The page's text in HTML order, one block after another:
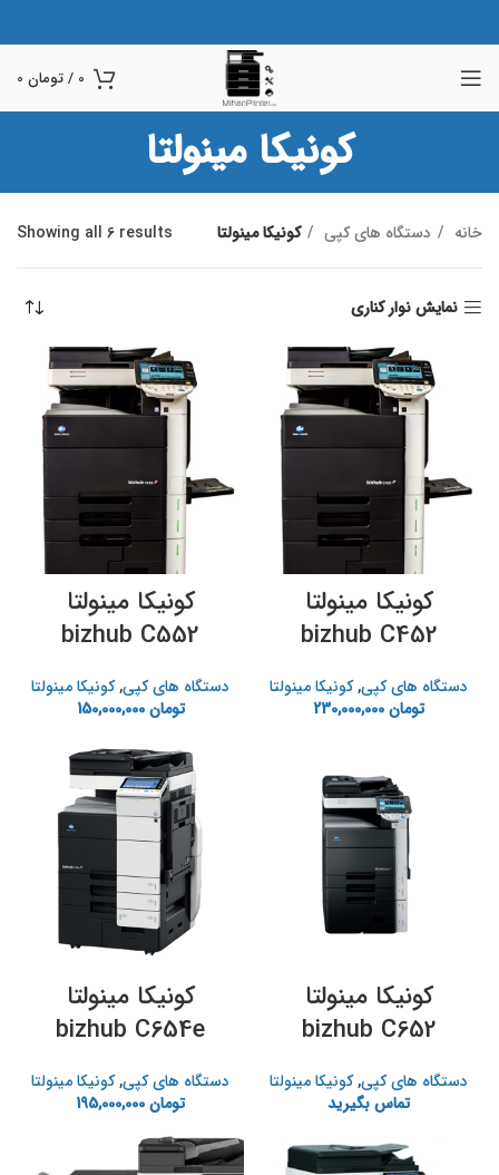
0
/تومان
کونیکا مینولتا
خانه دستگاه های ک‍پی کونیکا مینولتا Showing all 6 results
نمایش نوار کناری
کونیکا مینولتا
bizhub C452
دستگاه های ک‍پی,کونیکا مینولتا
تومان
کونیکا مینولتا
bizhub C552
دستگاه های ک‍پی,کونیکا مینولتا
تومان150,000,000
کونیکا مینولتا
bizhub C652
دستگاه های ک‍پی,کونیکا مینولتا
تماس بگیرید
کونیکا مینولتا
bizhub C654e
دستگاه های ک‍پی,کونیکا مینولتا
تومان